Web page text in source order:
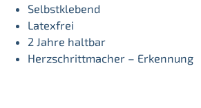
Selbstklebend
Latexfrei
2 Jahre haltbar
Herzschrittmacher – Erkennung